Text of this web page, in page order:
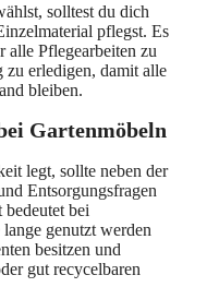
solltest du dich
pflegst. Es
alle Pflegearbeiten zu
erledigen, damit alle
bleiben.
Gartenmöbeln
legt, sollte neben der
Entsorgungsfragen
bei
genutzt werden
besitzen und
gut recycelbaren